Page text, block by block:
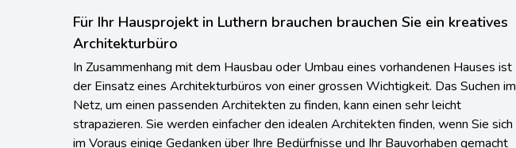
Für Ihr Hausprojekt in Luthern brauchen brauchen Sie ein kreatives
Architekturbüro
In Zusammenhang mit dem Hausbau oder Umbau eines vorhandenen Hauses ist
der Einsatz eines Architekturbüros von einer grossen Wichtigkeit. Das Suchen im
Netz, um einen passenden Architekten zu finden, kann einen sehr leicht
strapazieren. Sie werden einfacher den idealen Architekten finden, wenn Sie sich
im Voraus einige Gedanken über Ihre Bedürfnisse und Ihr Bauvorhaben gemacht